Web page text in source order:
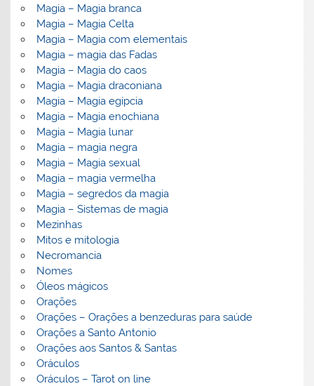
Magia – Magia branca
Magia – Magia Celta
Magia – Magia com elementais
Magia – magia das Fadas
Magia – Magia do caos
Magia – Magia draconiana
Magia – Magia egípcia
Magia – Magia enochiana
Magia – Magia lunar
Magia – magia negra
Magia – Magia sexual
Magia – magia vermelha
Magia – segredos da magia
Magia – Sistemas de magia
Mezinhas
Mitos e mitologia
Necromancia
Nomes
Óleos mágicos
Orações
Orações – Orações a benzeduras para saúde
Orações a Santo Antonio
Orações aos Santos & Santas
Oráculos
Oráculos – Tarot on line